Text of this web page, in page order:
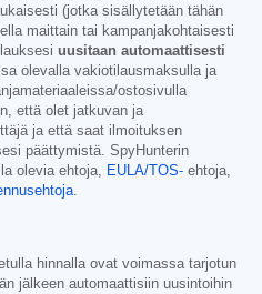
(jotka sisällytetään tähän
maittain tai kampanjakohtaisesti
uusitaan automaattisesti
olevalla vakiotilausmaksulla ja
ostosivulla
että olet jatkuvan ja
ja että saat ilmoituksen
päättymistä. SpyHunterin
olevia ehtoja,
EULA/TOS- ehtoja,
hinnalla ovat voimassa tarjotun
jälkeen automaattisiin uusintoihin